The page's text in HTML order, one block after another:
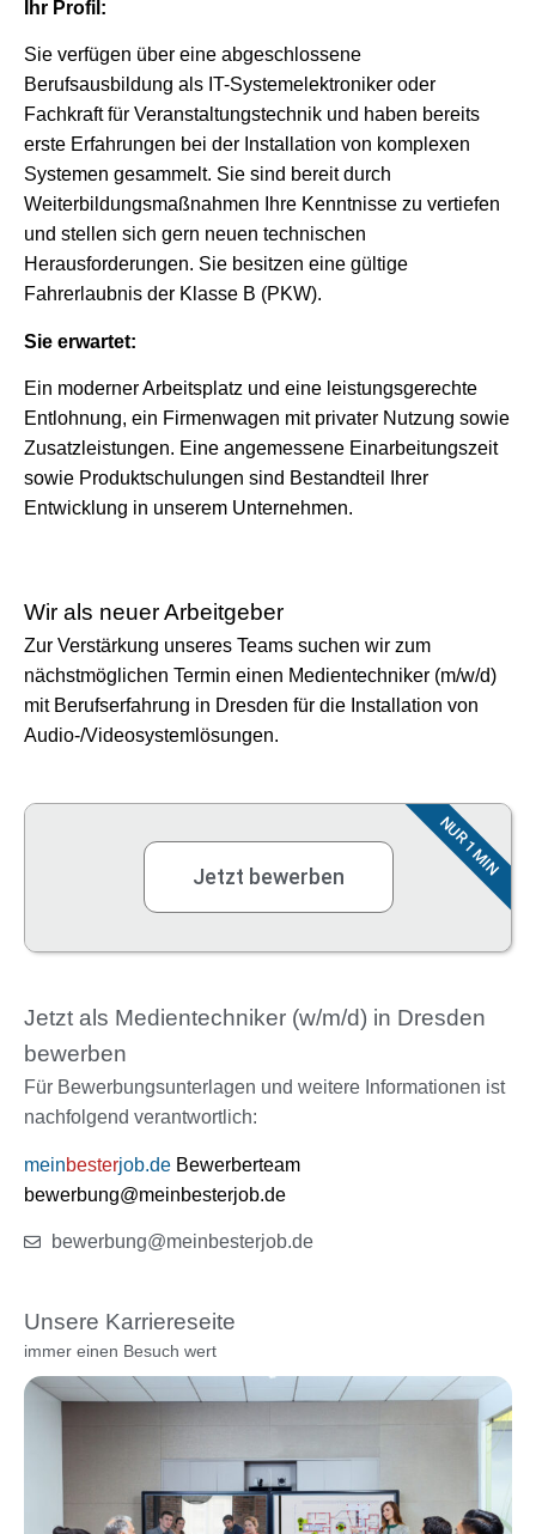
Ihr Profil:
Sie verfügen über eine abgeschlossene
Berufsausbildung als IT-Systemelektroniker oder
Fachkraft für Veranstaltungstechnik und haben bereits
erste Erfahrungen bei der Installation von komplexen
Systemen gesammelt. Sie sind bereit durch
Weiterbildungsmaßnahmen Ihre Kenntnisse zu vertiefen
und stellen sich gern neuen technischen
Herausforderungen. Sie besitzen eine gültige
Fahrerlaubnis der Klasse B (PKW).
Sie erwartet:
Ein moderner Arbeitsplatz und eine leistungsgerechte
Entlohnung, ein Firmenwagen mit privater Nutzung sowie
Zusatzleistungen. Eine angemessene Einarbeitungszeit
sowie Produktschulungen sind Bestandteil Ihrer
Entwicklung in unserem Unternehmen.
Wir als neuer Arbeitgeber
Zur Verstärkung unseres Teams suchen wir zum
nächstmöglichen Termin einen Medientechniker (m/w/d)
mit Berufserfahrung in Dresden für die Installation von
Audio-/Videosystemlösungen.
Jetzt bewerben NUR 1 MIN
Jetzt als Medientechniker (w/m/d) in Dresden
bewerben
Für Bewerbungsunterlagen und weitere Informationen ist
nachfolgend verantwortlich:
meinbesterjob.de Bewerberteam
bewerbung@meinbesterjob.de
bewerbung@meinbesterjob.de
Unsere Karriereseite
immer einen Besuch wert